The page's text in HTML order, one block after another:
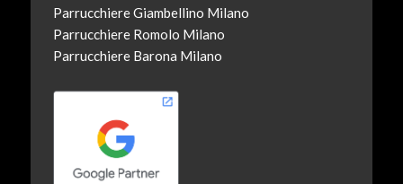
Parrucchiere Giambellino Milano
Parrucchiere Romolo Milano
Parrucchiere Barona Milano